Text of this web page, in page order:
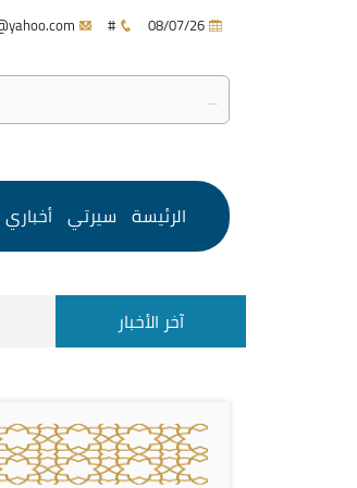
#
الرئيسة سيرتي أخباري
آخر الأخبار